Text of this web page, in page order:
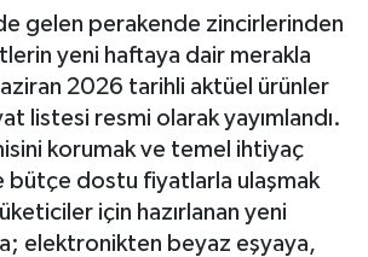
gelen perakende zincirlerinden
yeni haftaya dair merakla
2026 tarihli aktüel ürünler
listesi resmi olarak yayımlandı.
korumak ve temel ihtiyaç
bütçe dostu fiyatlarla ulaşmak
için hazırlanan yeni
elektronikten beyaz eşyaya,